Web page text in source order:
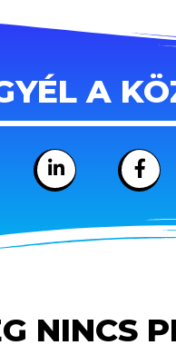
A
NINCS